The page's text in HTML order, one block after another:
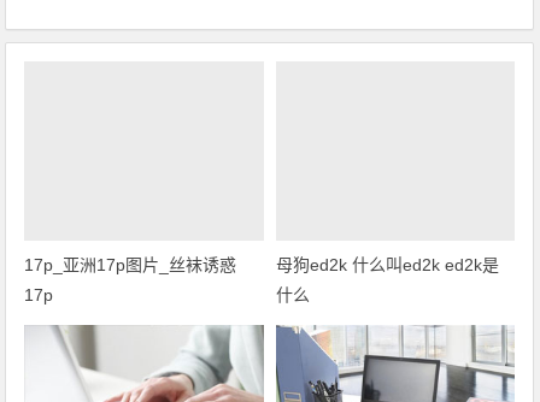
17p_亚洲17p图片_丝袜诱惑
17p
母狗ed2k 什么叫ed2k ed2k是
什么